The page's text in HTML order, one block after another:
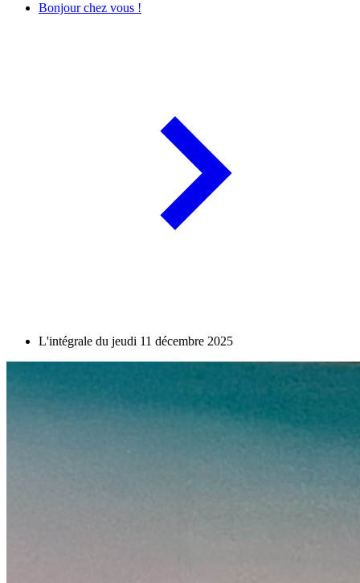
Bonjour chez vous !
L'intégrale du jeudi 11 décembre 2025